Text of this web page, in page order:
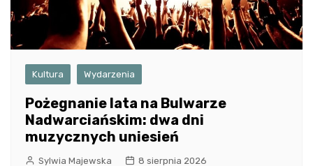
Kultura Wydarzenia
Pożegnanie lata na Bulwarze
Nadwarciańskim: dwa dni
muzycznych uniesień
Sylwia Majewska 8 sierpnia 2026